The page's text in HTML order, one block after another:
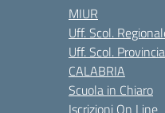
MIUR
Uff. Scol.
Uff. Scol.
CALABRIA
Scuola in Chiaro
Iscrizioni On Line